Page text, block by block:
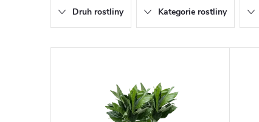
n
í
Druh rostliny Kategorie rostliny